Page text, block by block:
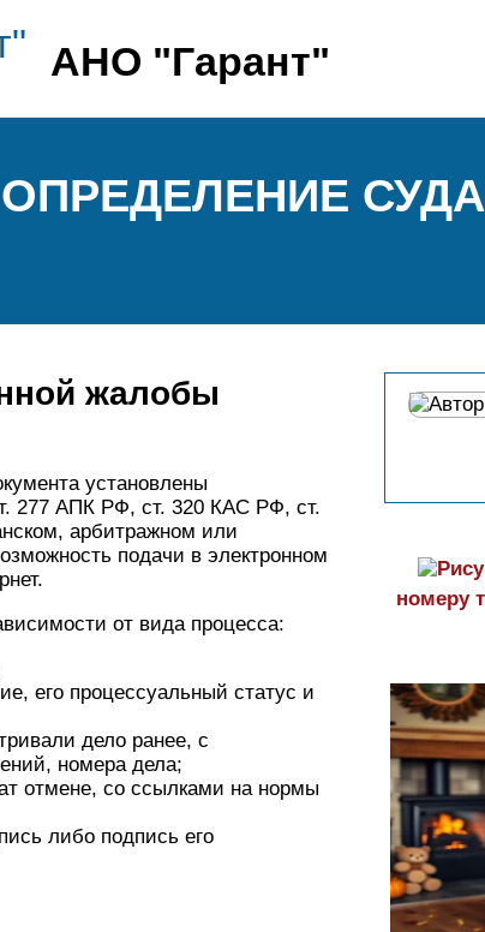
АНО "Гарант"
жалобы
установлены
277 АПК РФ, ст. 320 КАС РФ, ст.
арбитражном или
подачи в электронном
от вида процесса:
его процессуальный статус и
дело ранее, с
номера дела;
отмене, со ссылками на нормы
либо подпись его
номеру